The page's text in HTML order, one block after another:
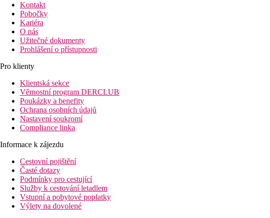
Kontakt
Pobočky
Kariéra
O nás
Užitečné dokumenty
Prohlášení o přístupnosti
Pro klienty
Klientská sekce
Věrnostní program DERCLUB
Poukázky a benefity
Ochrana osobních údajů
Nastavení soukromí
Compliance linka
Informace k zájezdu
Cestovní pojištění
Časté dotazy
Podmínky pro cestující
Služby k cestování letadlem
Vstupní a pobytové poplatky
Výlety na dovolené